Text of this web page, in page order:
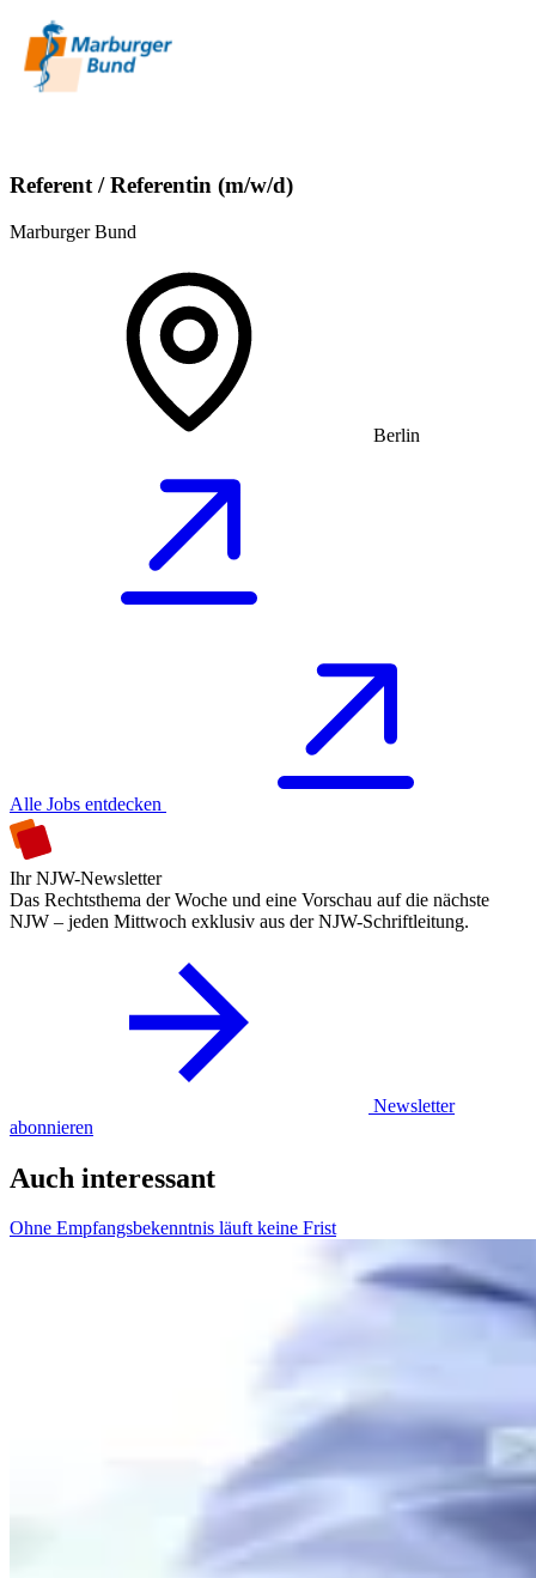
Referent / Referentin (m/w/d)
Marburger Bund
Berlin
Alle Jobs entdecken
Ihr NJW-Newsletter
Das Rechtsthema der Woche und eine Vorschau auf die nächste
NJW – jeden Mittwoch exklusiv aus der NJW-Schriftleitung.
Newsletter
abonnieren
Auch interessant
Ohne Empfangsbekenntnis läuft keine Frist